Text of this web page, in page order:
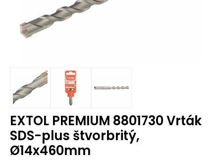
EXTOL PREMIUM 8801730 Vrták
SDS-plus štvorbritý,
Ø14x460mm